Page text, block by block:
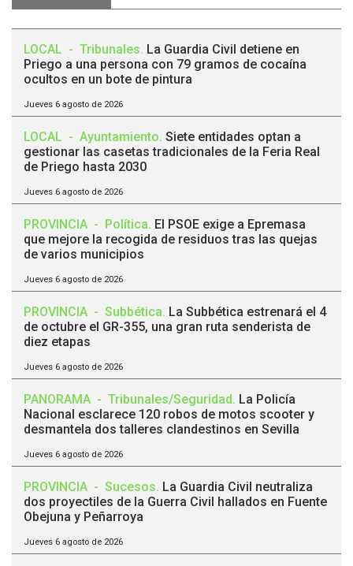
LOCAL - Tribunales. La Guardia Civil detiene en
Priego a una persona con 79 gramos de cocaína
ocultos en un bote de pintura
Jueves 6 agosto de 2026
LOCAL - Ayuntamiento. Siete entidades optan a
gestionar las casetas tradicionales de la Feria Real
de Priego hasta 2030
Jueves 6 agosto de 2026
PROVINCIA - Política. El PSOE exige a Epremasa
que mejore la recogida de residuos tras las quejas
de varios municipios
Jueves 6 agosto de 2026
PROVINCIA - Subbética. La Subbética estrenará el 4
de octubre el GR-355, una gran ruta senderista de
diez etapas
Jueves 6 agosto de 2026
PANORAMA - Tribunales/Seguridad. La Policía
Nacional esclarece 120 robos de motos scooter y
desmantela dos talleres clandestinos en Sevilla
Jueves 6 agosto de 2026
PROVINCIA - Sucesos. La Guardia Civil neutraliza
dos proyectiles de la Guerra Civil hallados en Fuente
Obejuna y Peñarroya
Jueves 6 agosto de 2026